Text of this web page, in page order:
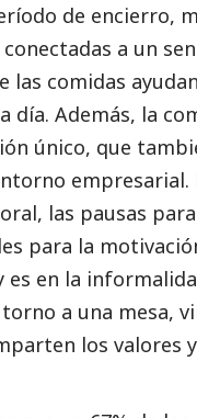
de encierro,
a un
las comidas
día. Además, la
único, que
empresarial.
las pausas
para la
es en la
a una mesa,
los valores